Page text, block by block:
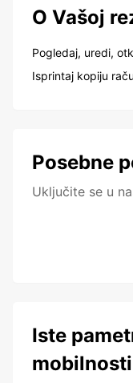
O Vašoj
Pogledaj, uredi,
Isprintaj kopiju
Posebne
Uključite se u
Iste